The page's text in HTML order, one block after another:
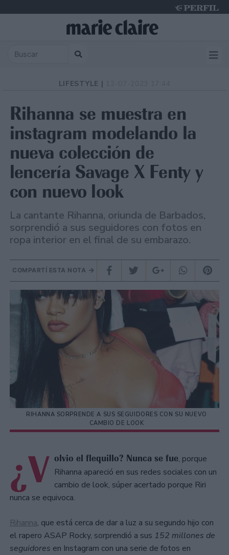
LIFESTYLE |
Rihanna se muestra en
instagram modelando la
nueva colección de
lencería Savage X Fenty y
con nuevo look
La cantante Rihanna, oriunda de Barbados,
sorprendió a sus seguidores con fotos en
ropa interior en el final de su embarazo.
COMPARTÍ ESTA NOTA
RIHANNA SORPRENDE A SUS SEGUIDORES CON SU NUEVO
CAMBIO DE LOOK
¿V olvio el flequillo? Nunca se fue, porque
Rihanna apareció en sus redes sociales con un
cambio de look, súper acertado porque Riri
nunca se equivoca.
Rihanna, que está cerca de dar a luz a su segundo hijo con
el rapero ASAP Rocky, sorprendió a sus 152 millones de
seguidores en Instagram con una serie de fotos en